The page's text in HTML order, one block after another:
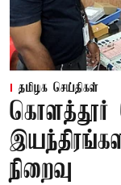
தமிழக செய்திகள்
கொளத்தூர்
நிறைவு